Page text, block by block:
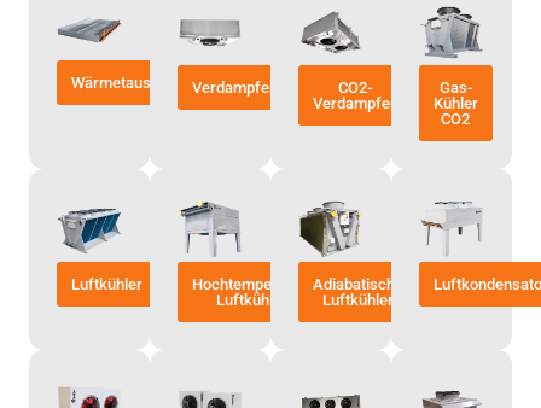
Wärmetauscher Verdampfer
CO2-
Verdampfer
Gas-
Kühler
CO2
Luftkühler
Hochtemperatur-
Luftkühler
Adiabatische
Luftkühler